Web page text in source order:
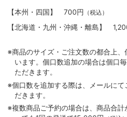
【本州・四国】 700円 （税込）
【北海道・九州・沖縄・離島】
※商品のサイズ・ご注文数の都合上
います。個口数追加の場合は個口
ただきます。
※個口数を追加する際は、メールに
だきます。
※複数商品ご予約の場合は、商品合